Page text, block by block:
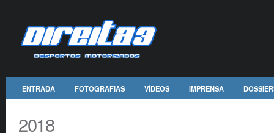
ENTRADA FOTOGRAFIAS VÍDEOS IMPRENSA
2018